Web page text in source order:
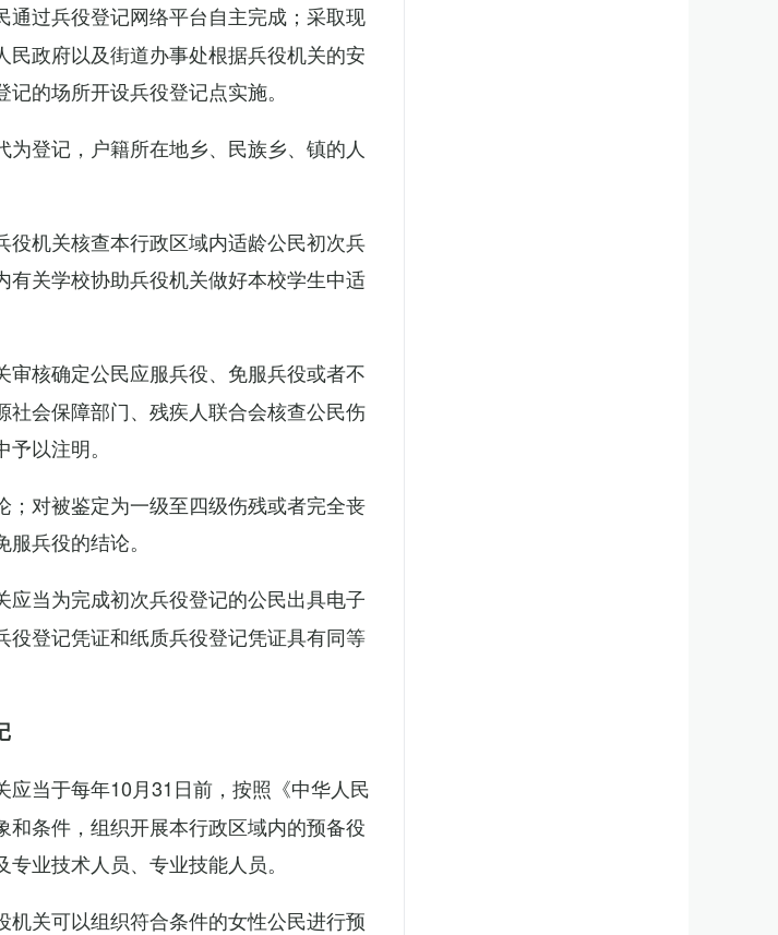
过兵役登记网络平台自主完成；采取现
政府以及街道办事处根据兵役机关的安
的场所开设兵役登记点实施。
登记，户籍所在地乡、民族乡、镇的人
机关核查本行政区域内适龄公民初次兵
关学校协助兵役机关做好本校学生中适
核确定公民应服兵役、免服兵役或者不
会保障部门、残疾人联合会核查公民伤
以注明。
对被鉴定为一级至四级伤残或者完全丧
兵役的结论。
当为完成初次兵役登记的公民出具电子
登记凭证和纸质兵役登记凭证具有同等
当于每年10月31日前，按照《中华人民
条件，组织开展本行政区域内的预备役
业技术人员、专业技能人员。
关可以组织符合条件的女性公民进行预